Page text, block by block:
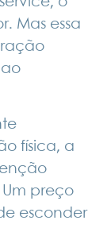
Mas essa
física, a
preço
esconder